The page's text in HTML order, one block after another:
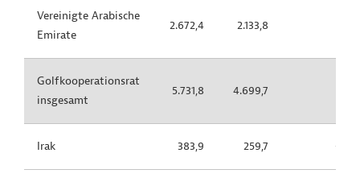
Vereinigte Arabische
Emirate
2.672,4 2.133,8
Golfkooperationsrat
insgesamt
5.731,8 4.699,7
Irak 383,9 259,7 -32,4